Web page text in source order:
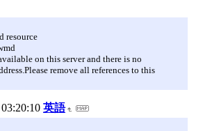
resource
on this server and there is no
remove all references to this
英語